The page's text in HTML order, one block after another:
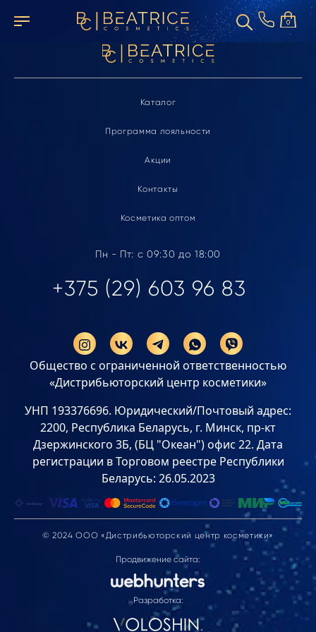
0
Элемент не найден
Каталог
Программа лояльности
Акции
Контакты
Косметика оптом
Пн - Пт: с 09:30 до 18:00
+375 (29) 603 96 83
Общество с ограниченной ответственностью
«Дистрибьюторский центр косметики»
УНП 193376696. Юридический/Почтовый адрес:
2200, Республика Беларусь, г. Минск, пр-кт
Дзержинского 3Б, (БЦ "Океан") офис 22. Дата
регистрации в Торговом реестре Республики
Беларусь: 26.05.2023
© 2024 ООО «Дистрибьюторский центр косметики»
Продвижение сайта:
Разработка: